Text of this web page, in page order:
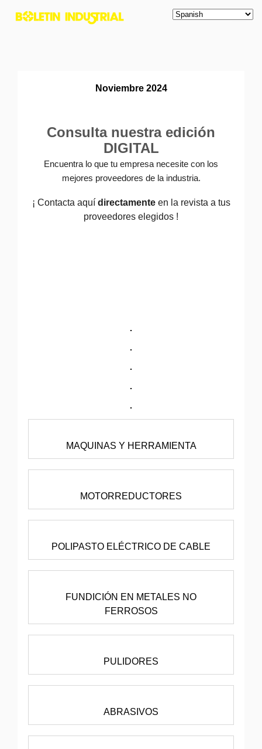
Noviembre 2024
Consulta nuestra edición
DIGITAL
Encuentra lo que tu empresa necesite con los
mejores proveedores de la industria.
¡ Contacta aquí directamenteen la revista a tus
proveedores elegidos !
MAQUINAS Y HERRAMIENTA
MOTORREDUCTORES
POLIPASTO ELÉCTRICO DE CABLE
FUNDICIÓN EN METALES NO
FERROSOS
PULIDORES
ABRASIVOS